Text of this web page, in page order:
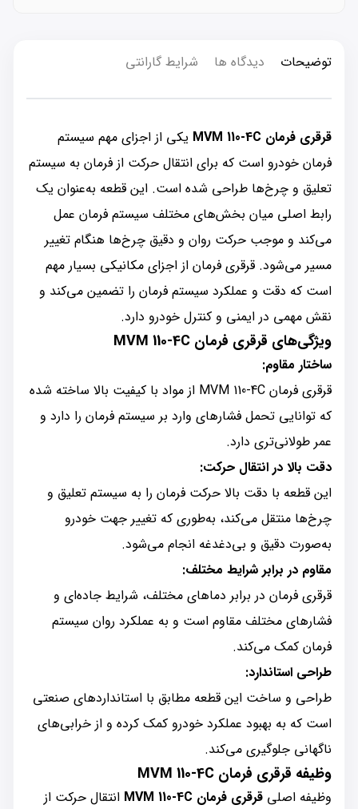
توضیحات دیدگاه ها شرایط گارانتی
قرقری فرمان MVM 110-4C
یکی از اجزای مهم سیستم
فرمان خودرو است که برای انتقال حرکت از فرمان به سیستم
تعلیق و چرخ‌ها طراحی شده است. این قطعه به‌عنوان یک
رابط اصلی میان بخش‌های مختلف سیستم فرمان عمل
می‌کند و موجب حرکت روان و دقیق چرخ‌ها هنگام تغییر
مسیر می‌شود. قرقری فرمان از اجزای مکانیکی بسیار مهم
است که دقت و عملکرد سیستم فرمان را تضمین می‌کند و
نقش مهمی در ایمنی و کنترل خودرو دارد.
ویژگی‌های قرقری فرمان MVM 110-4C
ساختار مقاوم:
قرقری فرمان MVM 110-4C از مواد با کیفیت بالا ساخته شده
که توانایی تحمل فشارهای وارد بر سیستم فرمان را دارد و
عمر طولانی‌تری دارد.
دقت بالا در انتقال حرکت:
این قطعه با دقت بالا حرکت فرمان را به سیستم تعلیق و
چرخ‌ها منتقل می‌کند، به‌طوری که تغییر جهت خودرو
به‌صورت دقیق و بی‌دغدغه انجام می‌شود.
مقاوم در برابر شرایط مختلف:
قرقری فرمان در برابر دماهای مختلف، شرایط جاده‌ای و
فشارهای مختلف مقاوم است و به عملکرد روان سیستم
فرمان کمک می‌کند.
طراحی استاندارد:
طراحی و ساخت این قطعه مطابق با استانداردهای صنعتی
است که به بهبود عملکرد خودرو کمک کرده و از خرابی‌های
ناگهانی جلوگیری می‌کند.
وظیفه قرقری فرمان MVM 110-4C
وظیفه اصلی قرقری فرمان MVM 110-4C
انتقال حرکت از